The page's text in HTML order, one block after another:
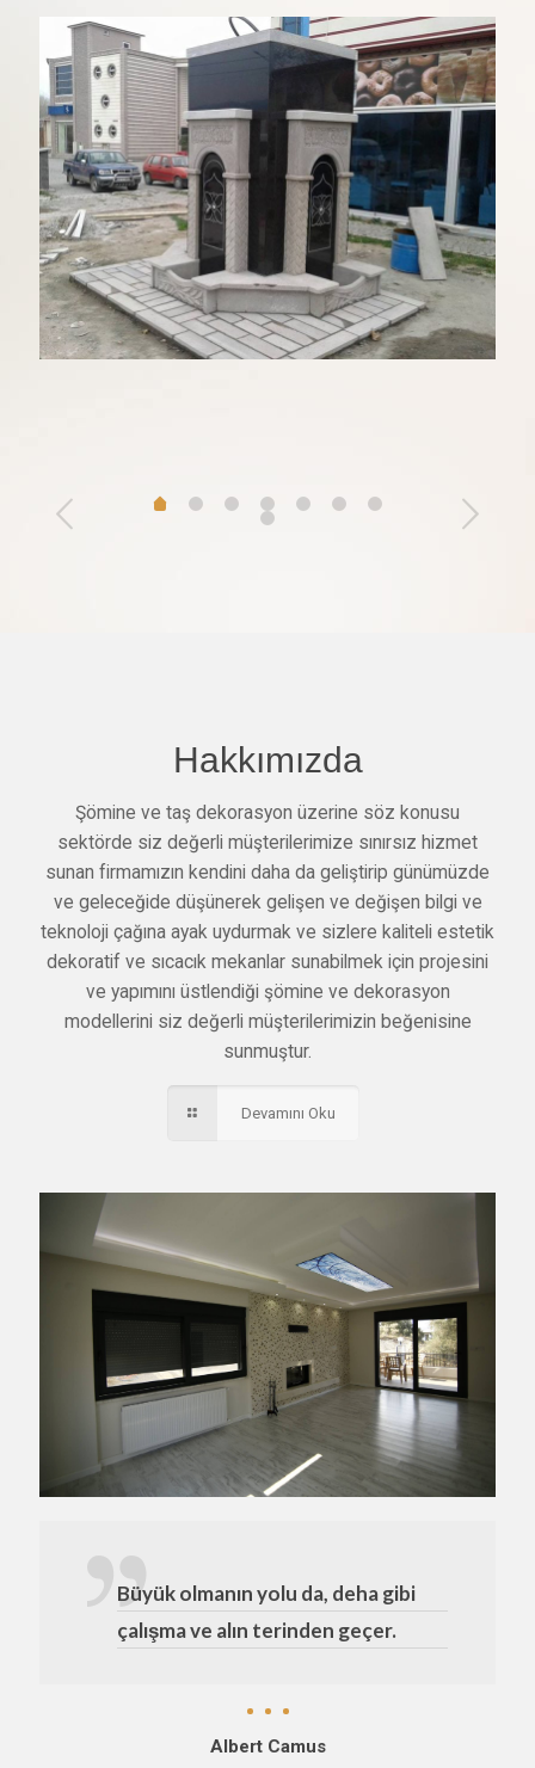
Hakkımızda
Şömine ve taş dekorasyon üzerine söz konusu
sektörde siz değerli müşterilerimize sınırsız hizmet
sunan firmamızın kendini daha da geliştirip günümüzde
ve geleceğide düşünerek gelişen ve değişen bilgi ve
teknoloji çağına ayak uydurmak ve sizlere kaliteli estetik
dekoratif ve sıcacık mekanlar sunabilmek için projesini
ve yapımını üstlendiği şömine ve dekorasyon
modellerini siz değerli müşterilerimizin beğenisine
sunmuştur.
Devamını Oku
Büyük olmanın yolu da, deha gibi
çalışma ve alın terinden geçer.
Albert Camus